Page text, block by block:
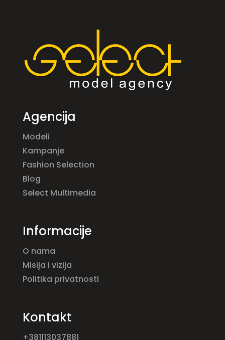
Agencija
Modeli
Kampanje
Fashion Selection
Blog
Select Multimedia
Informacije
O nama
Misija i vizija
Politika privatnosti
Kontakt
+381113037881